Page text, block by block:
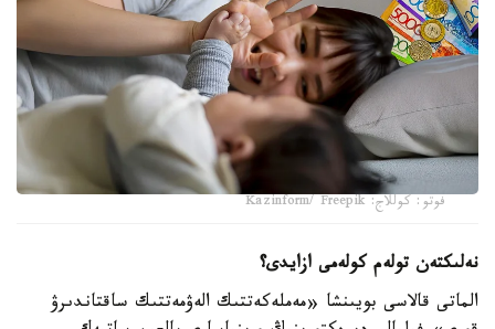
فوتو: كوللاج: Kazinform/ Freepik
نەلىكتەن تولەم كولەمى ازايدى؟
الماتى قالاسى بويىنشا «مەملەكەتتىك الەۋمەتتىك ساقتاندىرۋ